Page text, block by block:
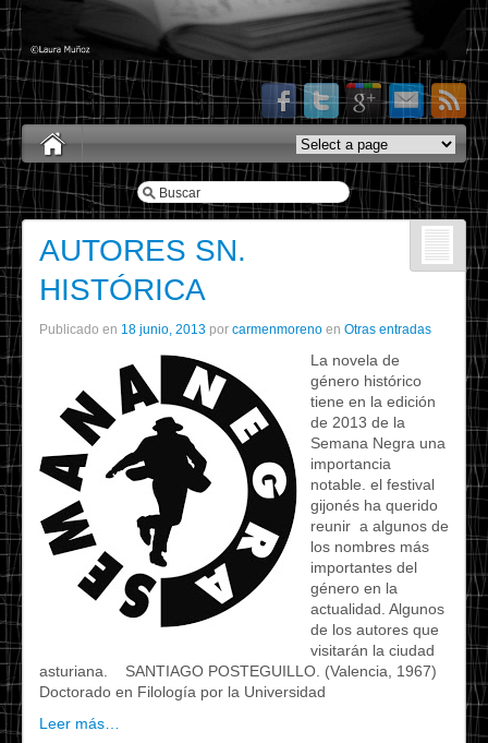
AUTORES SN.
HISTÓRICA
Publicado en 18 junio, 2013 por carmenmoreno en Otras entradas
La novela de
género histórico
tiene en la edición
de 2013 de la
Semana Negra una
importancia
notable. el festival
gijonés ha querido
reunir a algunos de
los nombres más
importantes del
género en la
actualidad. Algunos
de los autores que
visitarán la ciudad
asturiana. SANTIAGO POSTEGUILLO. (Valencia, 1967)
Doctorado en Filología por la Universidad
Leer más…